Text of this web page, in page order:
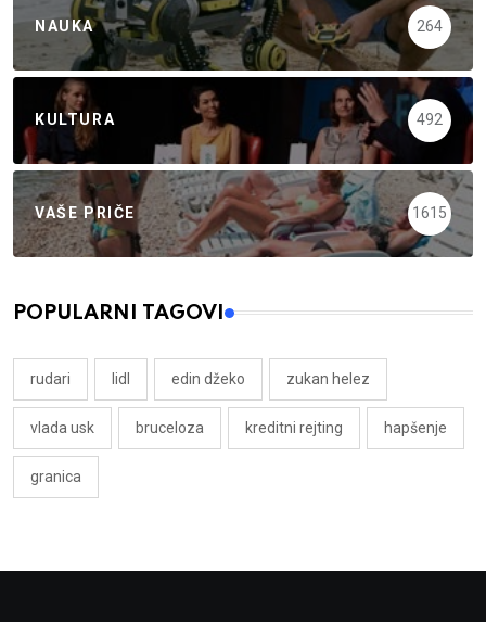
NAUKA 264
KULTURA 492
VAŠE PRIČE 1615
POPULARNI TAGOVI
rudari lidl edin džeko zukan helez
vlada usk bruceloza kreditni rejting hapšenje
granica